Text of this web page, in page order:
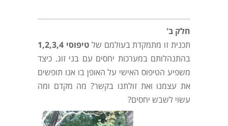
חלק ב'
תכנית זו מתמקדת בעולמם שלטיפוסי 1,2,3,4
בהתנהלותם במערכות יחסים עם בני זוג. כיצד
משפיע הטיפוס האישי על האופן בו אנו תופשים
את עצמנו ואת זולתנו בקשר? מה מקדם ומה
עשוי לשבש יחסים?